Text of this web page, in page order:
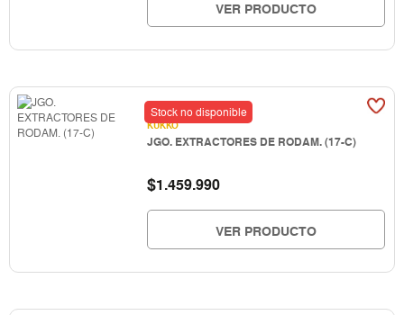
VER PRODUCTO
Stock no disponible
KUKKO
JGO. EXTRACTORES DE RODAM. (17-C)
$1.459.990
VER PRODUCTO